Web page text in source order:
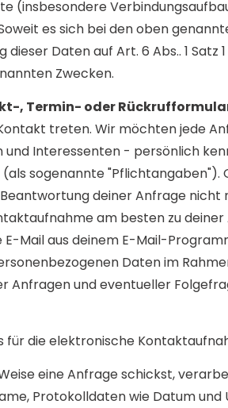
(insbesondere
es sich bei den oben
Daten auf Art. 6 Abs.. 1 Satz
Zwecken.
, Termin- oder
treten. Wir möchten jede
Interessenten - persönlich
sogenannte "Pflichtangaben").
deiner Anfrage
am besten zu
Mail aus deinem E-Mail-
Daten im
Anfragen und eventueller
die elektronische
eine Anfrage schickst,
Protokolldaten wie Datum und